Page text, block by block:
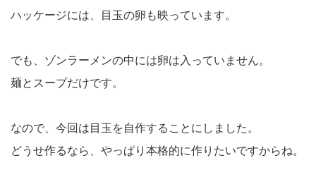
ハッケージには、目玉の卵も映っています。
でも、ゾンラーメンの中には卵は入っていません。
麺とスープだけです。
なので、今回は目玉を自作することにしました。
どうせ作るなら、やっぱり本格的に作りたいですからね。